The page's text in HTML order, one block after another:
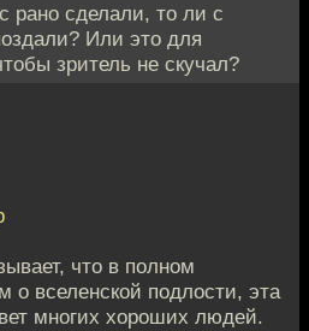
рано сделали, то ли с
Или это для
зритель не скучал?
что в полном
о вселенской подлости, эта
многих хороших людей.